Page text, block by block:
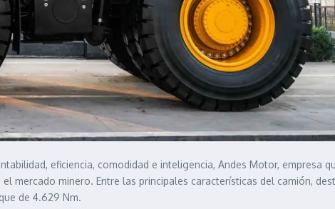
eficiencia, comodidad e inteligencia, Andes Motor, empresa
mercado minero. Entre las principales características del camión,
de 4.629 Nm.